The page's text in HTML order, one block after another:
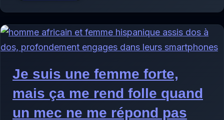
Je suis une femme forte,
mais ça me rend folle quand
un mec ne me répond pas